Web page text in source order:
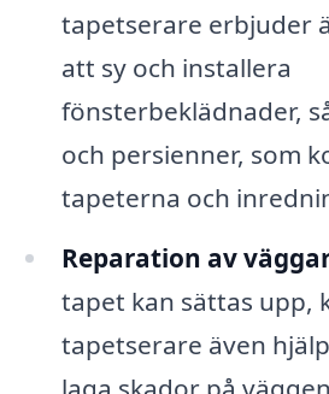
tapetserare erbjuder
att sy och installera
fönsterbeklädnader,
och persienner, som
tapeterna och
Reparation av
tapet kan sättas upp,
tapetserare även